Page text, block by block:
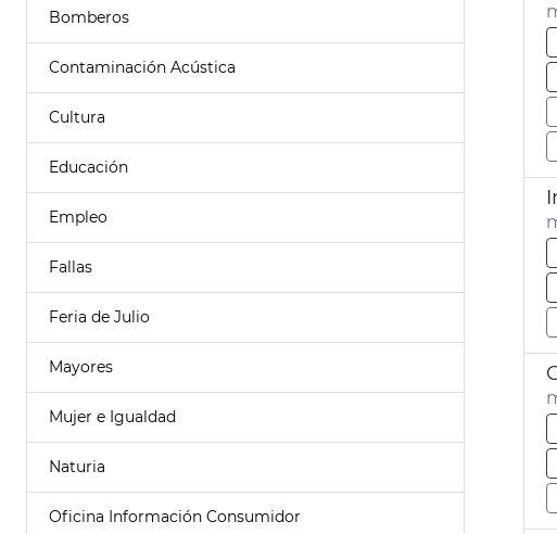
Bomberos
Contaminación Acústica
Cultura
Educación
Empleo
Fallas
Feria de Julio
Mayores
Mujer e Igualdad
Naturia
Oficina Información Consumidor